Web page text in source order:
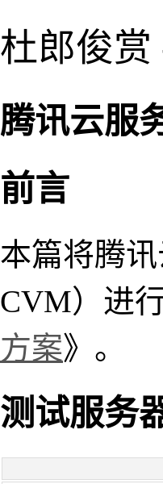
杜郎俊赏
腾讯云服
前言
本篇将腾
CVM）进
方案》。
测试服务